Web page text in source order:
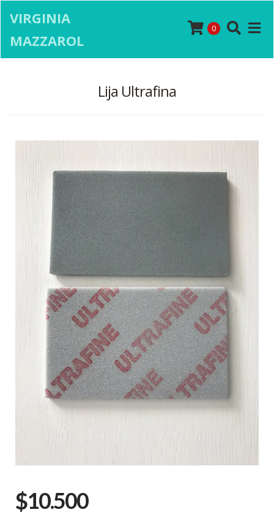
VIRGINIA
MAZZAROL
0
Lija Ultrafina
$10.500